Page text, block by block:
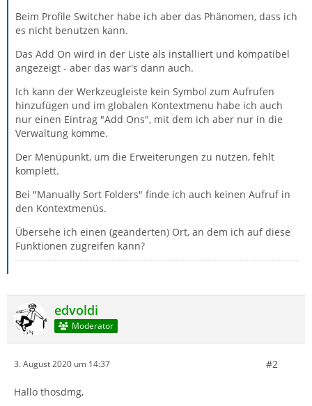
Beim Profile Switcher habe ich aber das Phänomen, dass ich
es nicht benutzen kann.
Das Add On wird in der Liste als installiert und kompatibel
angezeigt - aber das war's dann auch.
Ich kann der Werkzeugleiste kein Symbol zum Aufrufen
hinzufügen und im globalen Kontextmenu habe ich auch
nur einen Eintrag "Add Ons", mit dem ich aber nur in die
Verwaltung komme.
Der Menüpunkt, um die Erweiterungen zu nutzen, fehlt
komplett.
Bei "Manually Sort Folders" finde ich auch keinen Aufruf in
den Kontextmenüs.
Übersehe ich einen (geänderten) Ort, an dem ich auf diese
Funktionen zugreifen kann?
edvoldi
Moderator
3. August 2020 um 14:37 #2
Hallo thosdmg,